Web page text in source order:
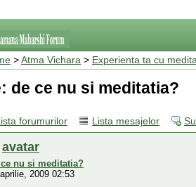
> Atma Vichara > Experienta ta cu
de ce nu si meditatia?
forumurilor Lista mesajelor
avatar
nu si meditatia?
2009 02:53